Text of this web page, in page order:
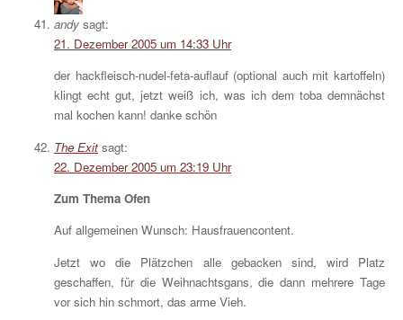
andy sagt:
21. Dezember 2005 um 14:33 Uhr
der hackfleisch-nudel-feta-auflauf (optional auch mit kartoffeln)
klingt echt gut, jetzt weiß ich, was ich dem toba demnächst
mal kochen kann! danke schön
The Exit sagt:
22. Dezember 2005 um 23:19 Uhr
Zum Thema Ofen
Auf allgemeinen Wunsch: Hausfrauencontent.
Jetzt wo die Plätzchen alle gebacken sind, wird Platz
geschaffen, für die Weihnachtsgans, die dann mehrere Tage
vor sich hin schmort, das arme Vieh.